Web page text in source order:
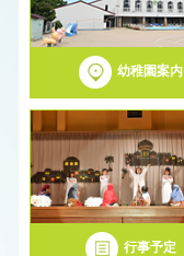
幼稚園案内
行事予定